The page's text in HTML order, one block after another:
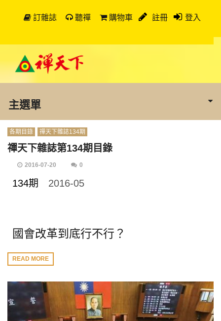
訂雜誌 聽禪 購物車 註冊 登入
主選單
各期目錄 禪天下雜誌134期
禪天下雜誌第134期目錄
2016-07-20 0
134期 2016-05
國會改革到底行不行？
READ MORE